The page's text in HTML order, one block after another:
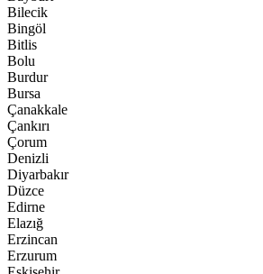
Bilecik
Bingöl
Bitlis
Bolu
Burdur
Bursa
Çanakkale
Çankırı
Çorum
Denizli
Diyarbakır
Düzce
Edirne
Elazığ
Erzincan
Erzurum